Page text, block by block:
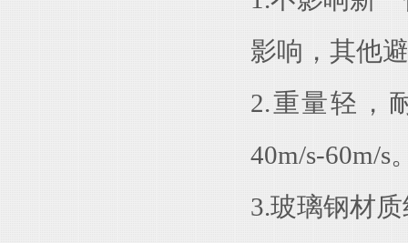
影响，其他
2.重量轻，
40m/s-60m/s
3.玻璃钢材